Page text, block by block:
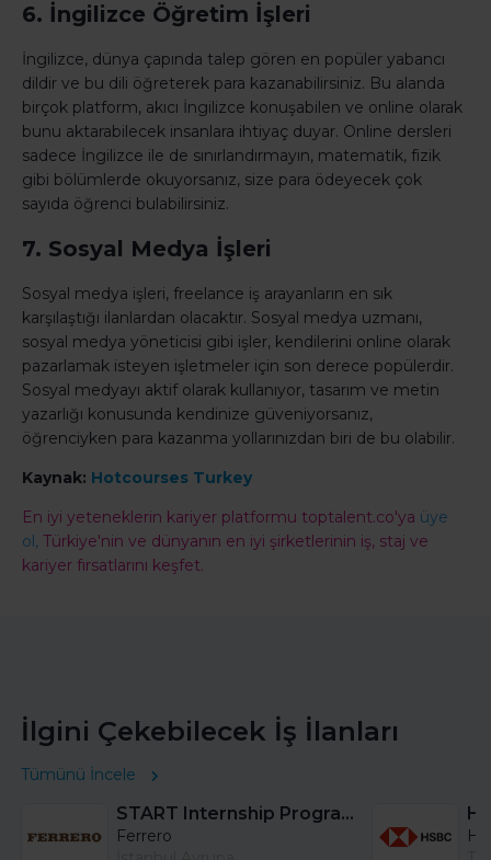
6. İngilizce Öğretim İşleri
İngilizce, dünya çapında talep gören en popüler yabancı
dildir ve bu dili öğreterek para kazanabilirsiniz. Bu alanda
birçok platform, akıcı İngilizce konuşabilen ve online olarak
bunu aktarabilecek insanlara ihtiyaç duyar. Online dersleri
sadece İngilizce ile de sınırlandırmayın, matematik, fizik
gibi bölümlerde okuyorsanız, size para ödeyecek çok
sayıda öğrenci bulabilirsiniz.
7. Sosyal Medya İşleri
Sosyal medya işleri, freelance iş arayanların en sık
karşılaştığı ilanlardan olacaktır. Sosyal medya uzmanı,
sosyal medya yöneticisi gibi işler, kendilerini online olarak
pazarlamak isteyen işletmeler için son derece popülerdir.
Sosyal medyayı aktif olarak kullanıyor, tasarım ve metin
yazarlığı konusunda kendinize güveniyorsanız,
öğrenciyken para kazanma yollarınızdan biri de bu olabilir.
Kaynak: Hotcourses Turkey
En iyi yeteneklerin kariyer platformu toptalent.co'ya üye
ol, Türkiye'nin ve dünyanın en iyi şirketlerinin iş, staj ve
kariyer fırsatlarını keşfet.
İlgini Çekebilecek İş İlanları
Tümünü İncele
START Internship Program (Sales) - Istanbul
Ferrero